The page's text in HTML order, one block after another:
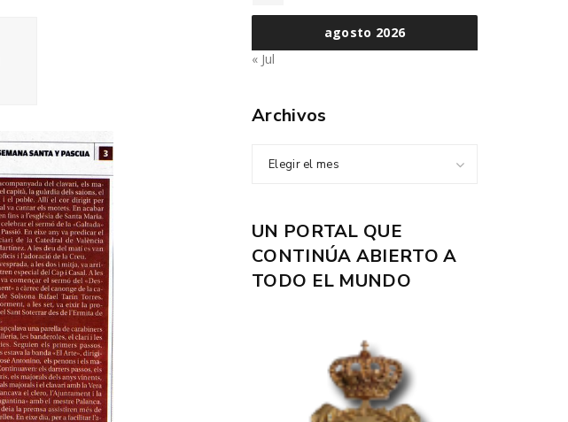
agosto 2026
« Jul
Archivos
Elegir el mes
UN PORTAL QUE
CONTINÚA ABIERTO A
TODO EL MUNDO